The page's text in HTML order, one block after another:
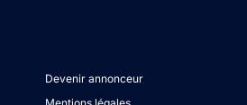
Devenir annonceur